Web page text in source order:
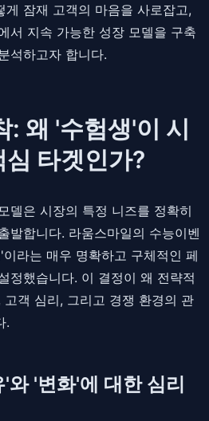
게 잠재 고객의 마음을 사로잡고,
서 지속 가능한 성장 모델을 구축
석하고자 합니다.
: 왜 '수험생'이 시
타겟인가?
델은 시장의 특정 니즈를 정확히
발합니다. 라움스마일의 수능이벤
라는 매우 명확하고 구체적인 페
정했습니다. 이 결정이 왜 전략적
객 심리, 그리고 경쟁 환경의 관
.
'변화'에 대한 심리